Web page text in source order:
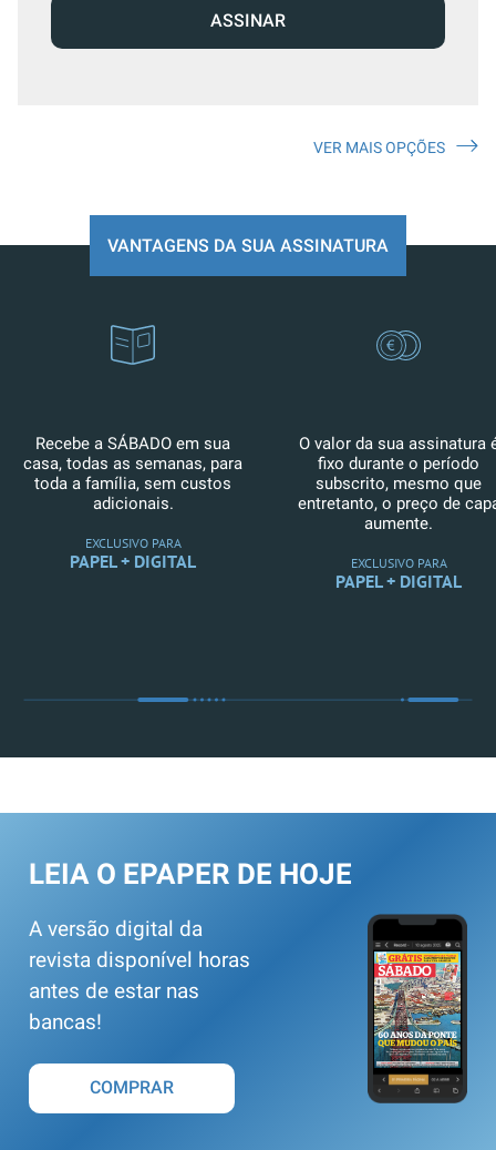
ASSINAR
VER MAIS OPÇÕES
VANTAGENS DA SUA ASSINATURA
Recebe a SÁBADO em sua
casa, todas as semanas, para
toda a família, sem custos
adicionais.
EXCLUSIVO PARA
PAPEL + DIGITAL
O valor da sua assinatura
fixo durante o período
subscrito, mesmo que
entretanto, o preço de
aumente.
EXCLUSIVO PARA
PAPEL + DIGITAL
LEIA O EPAPER DE HOJE
A versão digital da
revista disponível horas
antes de estar nas
bancas!
COMPRAR